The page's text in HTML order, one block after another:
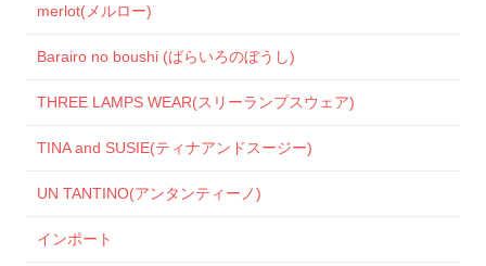
merlot(メルロー)
Barairo no boushi (ばらいろのぼうし)
THREE LAMPS WEAR(スリーランプスウェア)
TINA and SUSIE(ティナアンドスージー)
UN TANTINO(アンタンティーノ)
インポート